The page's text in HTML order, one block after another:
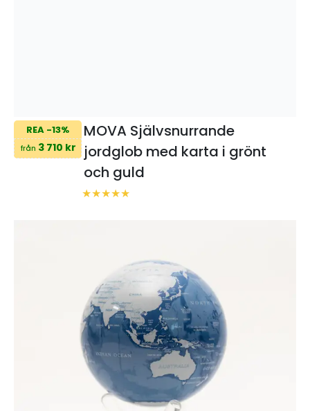
REA -13%
från 3 710 kr
MOVA Självsnurrande
jordglob med karta i grönt
och guld